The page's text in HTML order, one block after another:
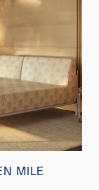
MILE